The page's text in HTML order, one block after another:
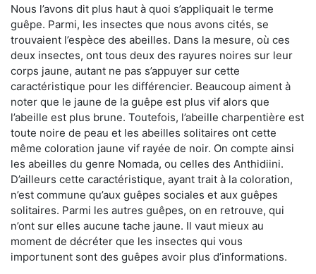
Nous l’avons dit plus haut à quoi s’appliquait le terme
guêpe. Parmi, les insectes que nous avons cités, se
trouvaient l’espèce des abeilles. Dans la mesure, où ces
deux insectes, ont tous deux des rayures noires sur leur
corps jaune, autant ne pas s’appuyer sur cette
caractéristique pour les différencier. Beaucoup aiment à
noter que le jaune de la guêpe est plus vif alors que
l’abeille est plus brune. Toutefois, l’abeille charpentière est
toute noire de peau et les abeilles solitaires ont cette
même coloration jaune vif rayée de noir. On compte ainsi
les abeilles du genre Nomada, ou celles des Anthidiini.
D’ailleurs cette caractéristique, ayant trait à la coloration,
n’est commune qu’aux guêpes sociales et aux guêpes
solitaires. Parmi les autres guêpes, on en retrouve, qui
n’ont sur elles aucune tache jaune. Il vaut mieux au
moment de décréter que les insectes qui vous
importunent sont des guêpes avoir plus d’informations.